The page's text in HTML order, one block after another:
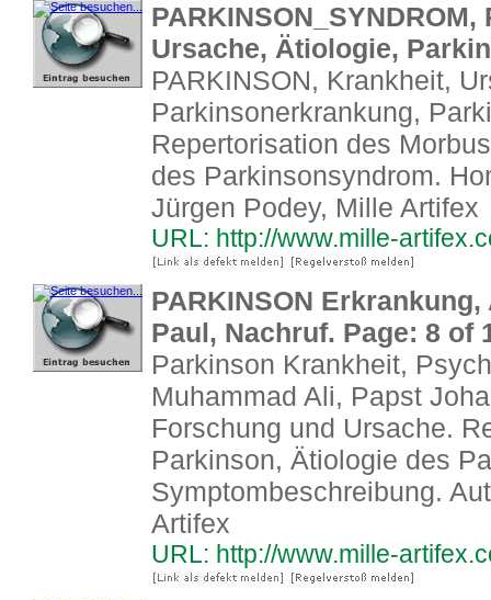
Ursache, Ätiologie,
PARKINSON, Krankheit,
Parkinsonerkrankung,
Repertorisation des
des Parkinsonsyndrom.
Jürgen Podey, Mille Artifex
URL: http://www.mille-
PARKINSON
Paul, Nachruf. Page: 8 of
Parkinson Krankheit,
Muhammad Ali, Papst
Forschung und Ursache.
Parkinson, Ätiologie des
Symptombeschreibung.
Artifex
URL: http://www.mille-